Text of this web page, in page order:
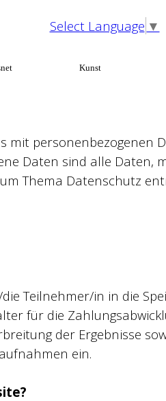
▼
Kunst
Select Language ▼
mit personenbezogenen
Daten sind alle Daten,
Thema Datenschutz
Teilnehmer/in in die
für die
der Ergebnisse
ein.